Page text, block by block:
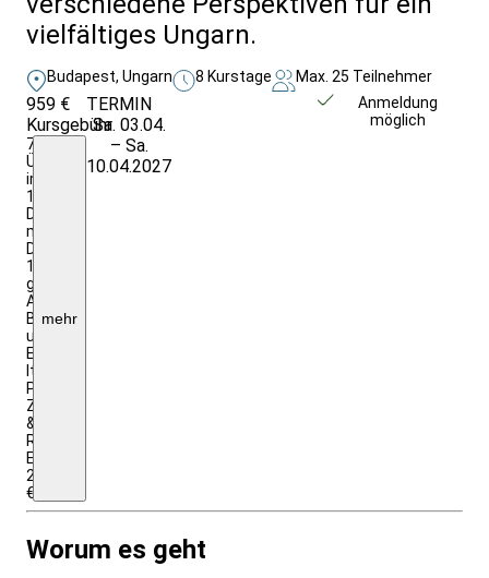
vielfältiges Ungarn.
Budapest, Ungarn 8 Kurstage Max. 25 Teilnehmer
959 €
Kursgebühr
7
Ü./F.
im
1/2
DZ
mit
DU/WC;
1x
gemeinsames
Abendessen,
Begegnungen
und
Eintritte
lt.
Programm;
Zug-
&
Reisebustransfer;
EZZ:
290,00
€
mehr
TERMIN
Sa. 03.04.
– Sa.
10.04.2027
Anmeldung
möglich
Worum es geht